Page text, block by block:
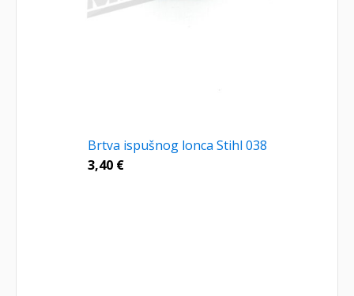
Brtva ispušnog lonca Stihl 038
3,40 €